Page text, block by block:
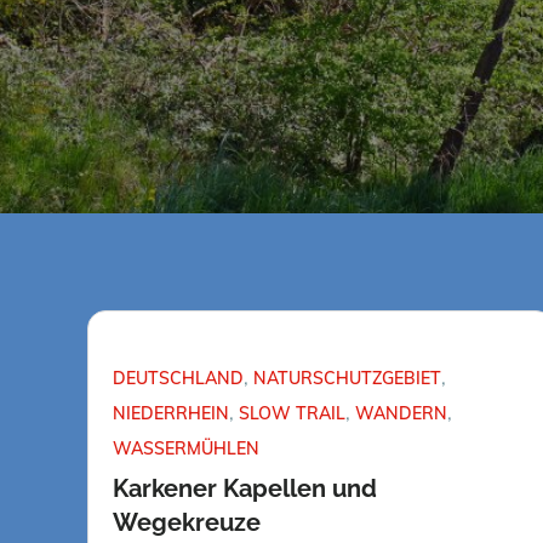
DEUTSCHLAND NATURSCHUTZGEBIET
NIEDERRHEIN SLOW TRAIL WANDERN
WASSERMÜHLEN
Karkener Kapellen und
Wegekreuze